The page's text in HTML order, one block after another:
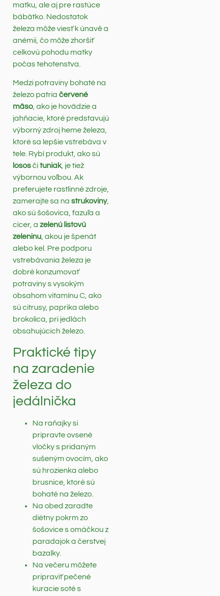
matku, ale aj pre rastúce
bábätko. Nedostatok
železa môže viesť k únavě a
anémii, čo môže zhoršiť
celkovú pohodu matky
počas tehotenstva.
Medzi potraviny bohaté na
železo patria červené
mäso, ako je hovädzie a
jahňacie, ktoré predstavujú
výborný zdroj heme železa,
ktoré sa lepšie vstrebáva v
tele. Rybí produkt, ako sú
lososčituniak, je tiež
výbornou voľbou. Ak
preferujete rastlinné zdroje,
zamerajte sa na strukoviny,
ako sú šošovica, fazuľa a
cícer, a zelenú listovú
zeleninu, akou je špenát
alebo kel. Pre podporu
vstrebávania železa je
dobré konzumovať
potraviny s vysokým
obsahom vitamínu C, ako
sú citrusy, paprika alebo
brokolica, pri jedlách
obsahujúcich železo.
Praktické tipy
na zaradenie
železa do
jedálnička
Na raňajky si
pripravte ovsené
vločky s pridaným
sušeným ovocím, ako
sú hrozienka alebo
brusnice, ktoré sú
bohaté na železo.
Na obed zaradte
diétny pokrm zo
šošovice s omáčkou z
paradajok a čerstvej
bazalky.
Na večeru môžete
pripraviť pečené
kuracie soté s